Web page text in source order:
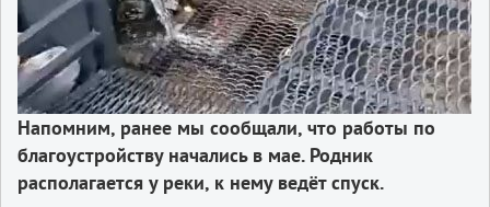
Напомним, ранее мы сообщали, что работы по
благоустройству начались в мае. Родник
располагается у реки, к нему ведёт спуск.